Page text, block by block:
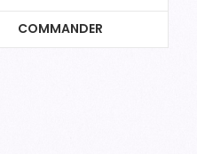
COMMANDER